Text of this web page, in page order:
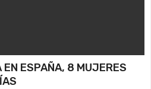
ESPAÑA, 8 MUJERES